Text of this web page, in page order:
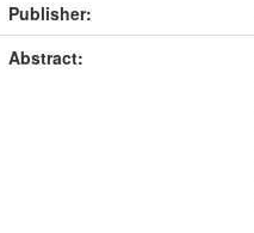
Publisher:
Abstract: